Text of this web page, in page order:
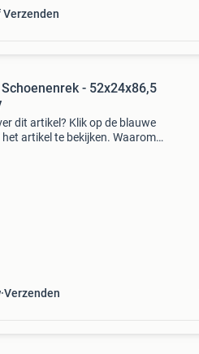
- 52x24x86,5
dit artikel? Klik op de blauwe
het artikel te bekijken. Waarom
Verzenden